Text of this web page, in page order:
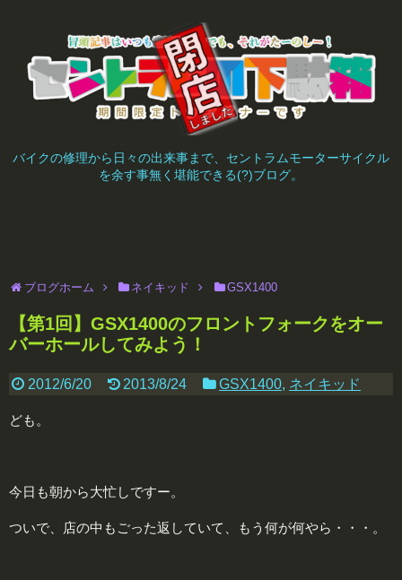
バイクの修理から日々の出来事まで、セントラムモーターサイクル
を余す事無く堪能できる(?)ブログ。
ブログホーム ネイキッド GSX1400
【第1回】GSX1400のフロントフォークをオー
バーホールしてみよう！
2012/6/20 2013/8/24 GSX1400, ネイキッド
ども。
今日も朝から大忙しですー。
ついで、店の中もごった返していて、もう何が何やら・・・。